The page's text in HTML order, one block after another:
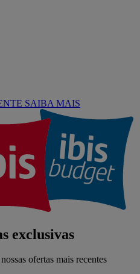
SAIBA MAIS
exclusivas
ofertas mais recentes